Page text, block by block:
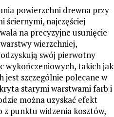
powierzchni drewna przy
ściernymi, najczęściej
na precyzyjne usunięcie
wierzchniej,
swój pierwotny
wykończeniowych, takich jak
jest szczególnie polecane w
starymi warstwami farb i
można uzyskać efekt
z punktu widzenia kosztów,